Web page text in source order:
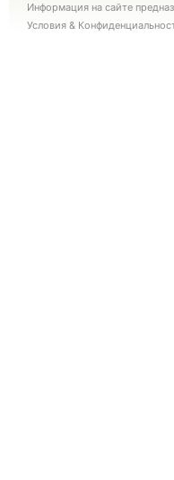
Информация на сайте
Условия &